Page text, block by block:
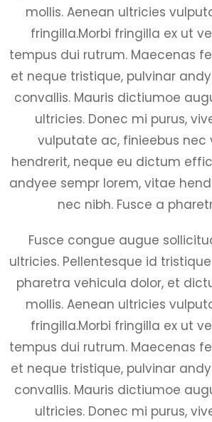
mollis. Aenean ultricies
fringilla.Morbi fringilla ex ut
tempus dui rutrum. Maecenas
et neque tristique, pulvinar
convallis. Mauris dictiumoe
ultricies. Donec mi purus,
vulputate ac, finieebus nec
hendrerit, neque eu dictum
andyee sempr lorem, vitae
nec nibh. Fusce a
Fusce congue augue
ultricies. Pellentesque id
pharetra vehicula dolor, et
mollis. Aenean ultricies
fringilla.Morbi fringilla ex ut
tempus dui rutrum. Maecenas
et neque tristique, pulvinar
convallis. Mauris dictiumoe
ultricies. Donec mi purus,